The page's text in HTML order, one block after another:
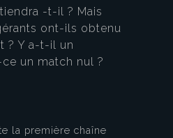
-t-il ? Mais
ont-ils obtenu
? Y a-t-il un
un match nul ?
la première chaîne